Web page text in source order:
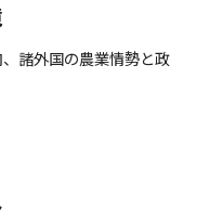
諸外国の農業情勢と政